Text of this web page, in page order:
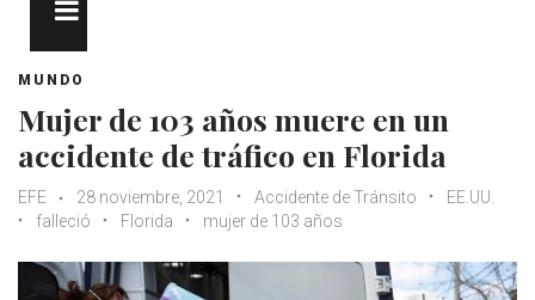
MUNDO
Mujer de 103 años muere en un
accidente de tráfico en Florida
EFE 28 noviembre, 2021 Accidente de Tránsito
EE.UU.
falleció
Florida mujer de 103 años